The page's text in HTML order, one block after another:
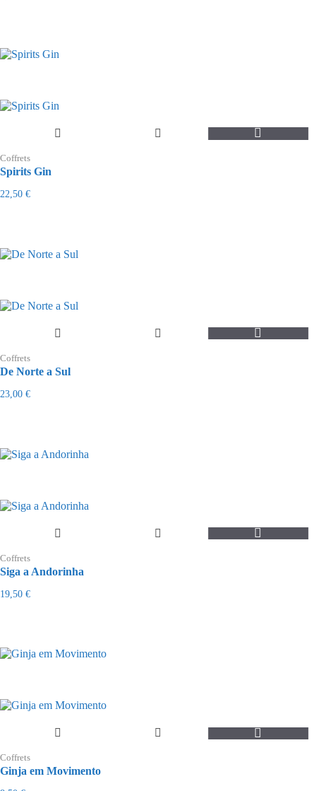
Coffrets
Spirits Gin
22,50 €
Coffrets
De Norte a Sul
23,00 €
Coffrets
Siga a Andorinha
19,50 €
Coffrets
Ginja em Movimento